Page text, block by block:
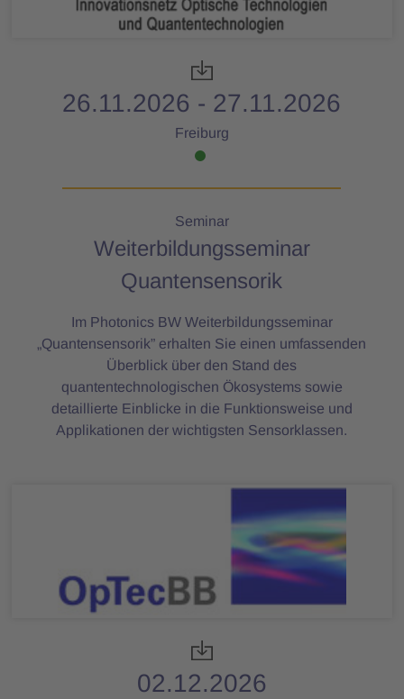
26.11.2026 - 27.11.2026
Freiburg
Seminar
Weiterbildungsseminar
Quantensensorik
Im Photonics BW Weiterbildungsseminar
„Quantensensorik” erhalten Sie einen umfassenden
Überblick über den Stand des
quantentechnologischen Ökosystems sowie
detaillierte Einblicke in die Funktionsweise und
Applikationen der wichtigsten Sensorklassen.
02.12.2026